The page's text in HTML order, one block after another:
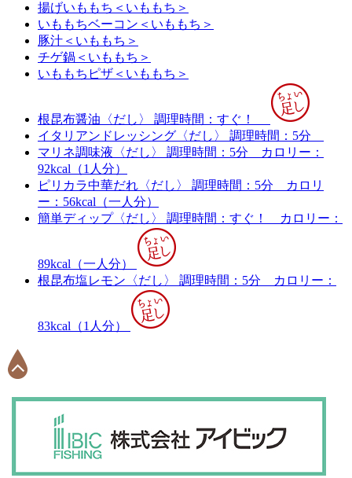
揚げいももち＜いももち＞
いももちベーコン＜いももち＞
豚汁＜いももち＞
チゲ鍋＜いももち＞
いももちピザ＜いももち＞
根昆布醤油〈だし〉
調理時間：すぐ！
イタリアンドレッシング〈だし〉
調理時間：5分
マリネ調味液〈だし〉
調理時間：5分
カロリー：
92kcal（1人分）
ピリカラ中華だれ〈だし〉
調理時間：5分
カロリ
ー：56kcal（一人分）
簡単ディップ〈だし〉
調理時間：すぐ！ カロリー：
89kcal（一人分）
根昆布塩レモン〈だし〉
調理時間：5分 カロリー：
83kcal（1人分）